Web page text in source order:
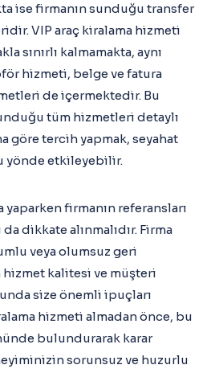
ise firmanın sunduğu transfer
VIP araç kiralama hizmeti
sınırlı kalmamakta, aynı
hizmeti, belge ve fatura
de içermektedir. Bu
tüm hizmetleri detaylı
göre tercih yapmak, seyahat
yönde etkileyebilir.
yaparken firmanın referansları
dikkate alınmalıdır. Firma
veya olumsuz geri
kalitesi ve müşteri
size önemli ipuçları
hizmeti almadan önce, bu
bulundurarak karar
sorunsuz ve huzurlu